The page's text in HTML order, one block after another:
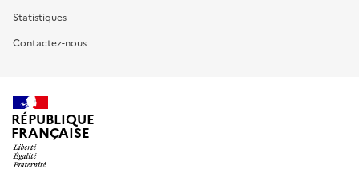
Statistiques
Contactez-nous
RÉPUBLIQUE
FRANÇAISE